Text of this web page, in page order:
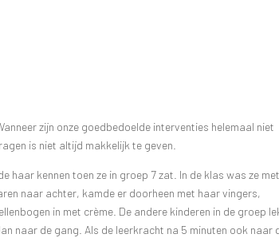
zijn onze goedbedoelde interventies helemaal niet
is niet altijd makkelijk te geven.
haar kennen toen ze in groep 7 zat. In de klas was ze met
naar achter, kamde er doorheen met haar vingers,
in met crème. De andere kinderen in de groep
naar de gang. Als de leerkracht na 5 minuten ook naar